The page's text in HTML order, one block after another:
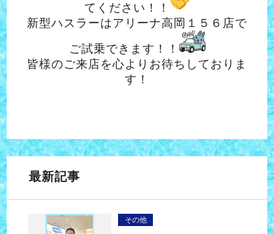
てください！！
新型ハスラーはアリーナ高岡１５６店で
ご試乗できます！！
皆様のご来店を心よりお待ちしておりま
す！
最新記事
その他